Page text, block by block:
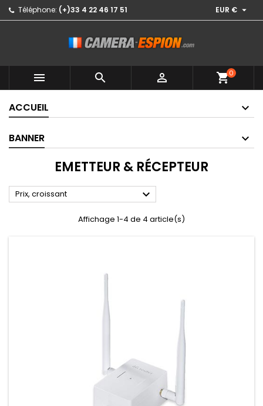
Téléphone: (+)33 4 22 46 17 51 EUR € 
   shopping_cart0
ACCUEIL
BANNER
EMETTEUR & RÉCEPTEUR
Prix, croissant 
Affichage 1-4 de 4 article(s)